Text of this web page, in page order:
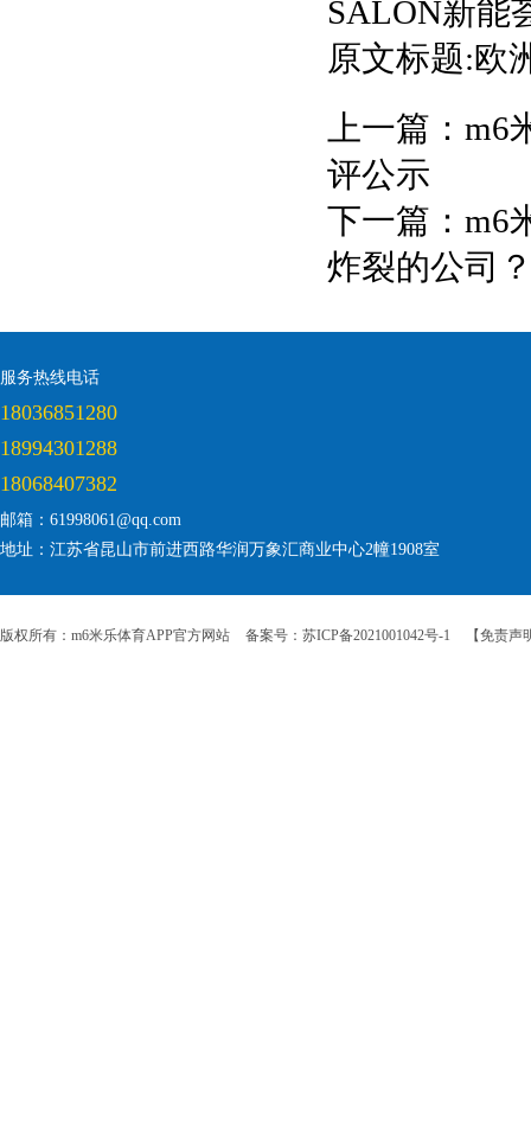
SALON新能
原文标题:欧
上一篇： m6
评公示
下一篇： m6
炸裂的公司
服务热线电话
18036851280
18994301288
18068407382
邮箱：61998061@qq.com
地址：江苏省昆山市前进西路华润万象汇商业中心2幢1908室
版权所有：m6米乐体育APP官方网站 备案号：苏ICP备2021001042号-1 【免责声